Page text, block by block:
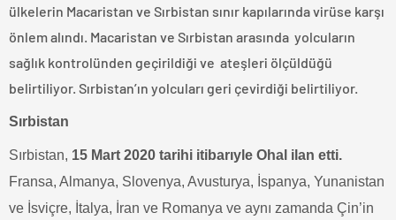
ülkelerin Macaristan ve Sırbistan sınır kapılarında virüse karşı
önlem alındı. Macaristan ve Sırbistan arasında yolcuların
sağlık kontrolünden geçirildiği ve ateşleri ölçüldüğü
belirtiliyor. Sırbistan’ın yolcuları geri çevirdiği belirtiliyor.
Sırbistan
Sırbistan, 15 Mart 2020 tarihi itibarıyle Ohal ilan etti.
Fransa, Almanya, Slovenya, Avusturya, İspanya, Yunanistan
ve İsviçre, İtalya, İran ve Romanya ve aynı zamanda Çin’in